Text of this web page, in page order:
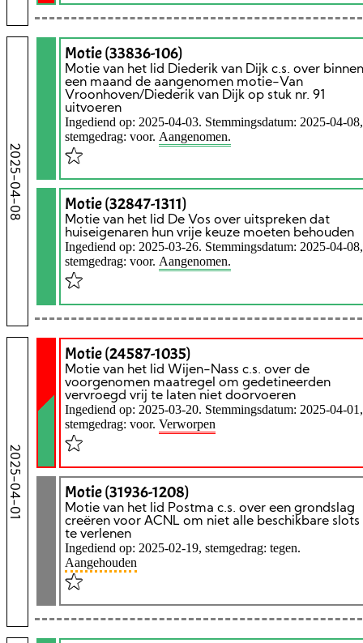
2025-04-08
Motie (33836-106)
Motie van het lid Diederik van Dijk c.s. over binnen
een maand de aangenomen motie-Van
Vroonhoven/Diederik van Dijk op stuk nr. 91
uitvoeren
Ingediend op: 2025-04-03. Stemmingsdatum: 2025-04-08,
stemgedrag: voor. Aangenomen.
Motie (32847-1311)
Motie van het lid De Vos over uitspreken dat
huiseigenaren hun vrije keuze moeten behouden
Ingediend op: 2025-03-26. Stemmingsdatum: 2025-04-08,
stemgedrag: voor. Aangenomen.
2025-04-01
Motie (24587-1035)
Motie van het lid Wijen-Nass c.s. over de
voorgenomen maatregel om gedetineerden
vervroegd vrij te laten niet doorvoeren
Ingediend op: 2025-03-20. Stemmingsdatum: 2025-04-01,
stemgedrag: voor. Verworpen
Motie (31936-1208)
Motie van het lid Postma c.s. over een grondslag
creëren voor ACNL om niet alle beschikbare slots
te verlenen
Ingediend op: 2025-02-19, stemgedrag: tegen.
Aangehouden